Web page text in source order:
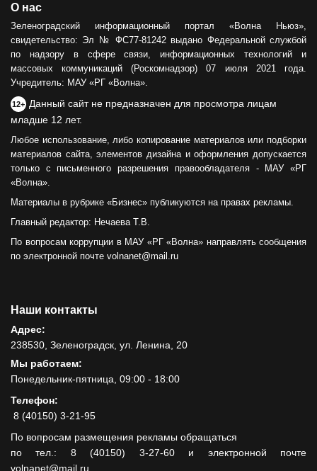
Сила тыла
30.05.2024
О нас
Зеленоградский информационный портал «Волна Ньюз»,
свидетельство: Эл № ФС77-81242 выдано Федеральной службой
по надзору в сфере связи, информационных технологий и
массовых коммуникаций (Роскомнадзор) 07 июля 2021 года.
Учредитель: МАУ «РГ «Волна».
12+ Данный сайт не предназначен для просмотра лицам
младше 12 лет.
Любое использование, либо копирование материалов или подборки
материалов сайта, элементов дизайна и оформления допускается
только с письменного разрешения правообладателя - МАУ «РГ
«Волна».
Материалы в рубрике «Бизнес» публикуются на правах рекламы.
Главный редактор: Нечаева Т.В.
По вопросам коррупции в МАУ «РГ «Волна» направлять сообщения
по электронной почте volnanet@mail.ru
Наши контакты
Адрес:
238530, Зеленоградск, ул. Ленина, 20
Мы работаем:
Понедельник-пятница, 09:00 - 18:00
Телефон:
8 (40150) 3-21-95
По вопросам размещения рекламы обращаться
по тел.: 8 (40150) 3-27-60 и электронной почте
volnanet@mail.ru